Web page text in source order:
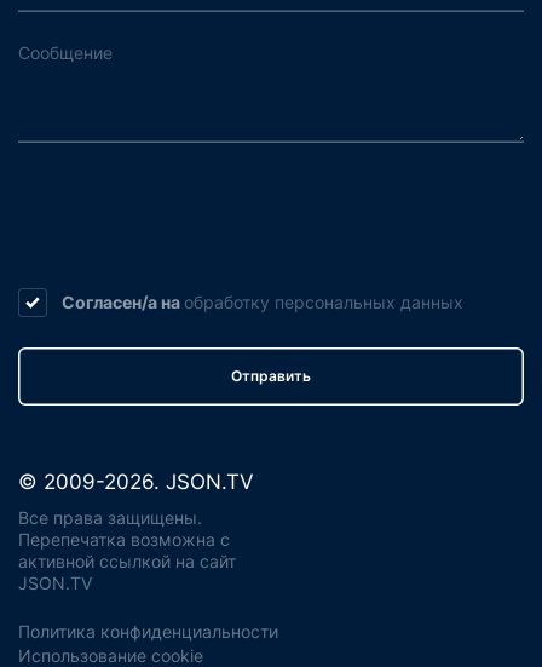
Согласен/а на обработку персональных данных
Отправить
© 2009-2026. JSON.TV
Все права защищены.
Перепечатка возможна с
активной ссылкой на сайт
JSON.TV
Политика конфиденциальности
Использование cookie